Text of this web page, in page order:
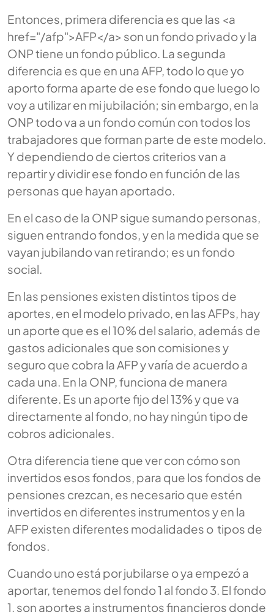
Entonces, primera diferencia es que las <a
href="/afp">AFP</a> son un fondo privado y la
ONP tiene un fondo público. La segunda
diferencia es que en una AFP, todo lo que yo
aporto forma aparte de ese fondo que luego lo
voy a utilizar en mi jubilación; sin embargo, en la
ONP todo va a un fondo común con todos los
trabajadores que forman parte de este modelo.
Y dependiendo de ciertos criterios van a
repartir y dividir ese fondo en función de las
personas que hayan aportado.
En el caso de la ONP sigue sumando personas,
siguen entrando fondos, y en la medida que se
vayan jubilando van retirando; es un fondo
social.
En las pensiones existen distintos tipos de
aportes, en el modelo privado, en las AFPs, hay
un aporte que es el 10% del salario, además de
gastos adicionales que son comisiones y
seguro que cobra la AFP y varía de acuerdo a
cada una. En la ONP, funciona de manera
diferente. Es un aporte fijo del 13% y que va
directamente al fondo, no hay ningún tipo de
cobros adicionales.
Otra diferencia tiene que ver con cómo son
invertidos esos fondos, para que los fondos de
pensiones crezcan, es necesario que estén
invertidos en diferentes instrumentos y en la
AFP existen diferentes modalidades o tipos de
fondos.
Cuando uno está por jubilarse o ya empezó a
aportar, tenemos del fondo 1 al fondo 3. El fondo
1, son aportes a instrumentos financieros donde